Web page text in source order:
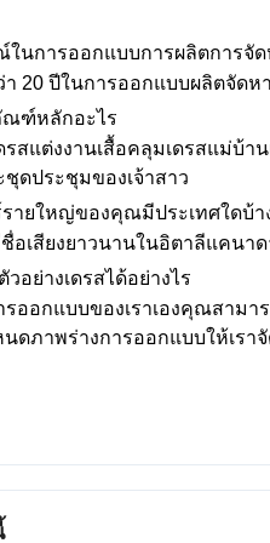
ในการออกแบบการผลิตการจั
20 ปีในการออกแบบผลิตจัดห
ฑ์หลักอะไร
สแต่งงานเสื้อคลุมเดรสแม่บ้า
ดประชุมของเจ้าสาว
ายใหญ่ของคุณมีประเทศใดบ้า
อเสียงยาวนานในอิตาลีแคนา
วอย่างเดรสได้อย่างไร
รออกแบบของเราเองคุณสามา
ภาพร่างการออกแบบให้เราจั